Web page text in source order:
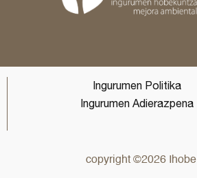
Ingurumen Politika
Ingurumen Adierazpena
copyright ©2026 Ihobe